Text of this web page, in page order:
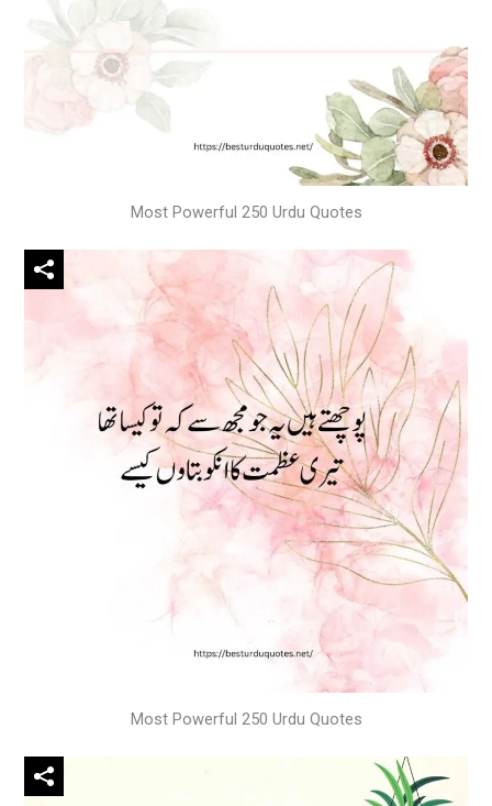
Most Powerful 250 Urdu Quotes
Most Powerful 250 Urdu Quotes